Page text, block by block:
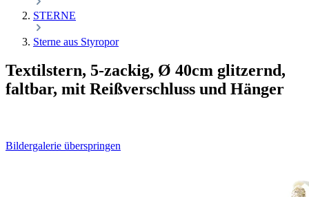
STERNE
Sterne aus Styropor
Textilstern, 5-zackig, Ø 40cm glitzernd,
faltbar, mit Reißverschluss und Hänger
Bildergalerie überspringen